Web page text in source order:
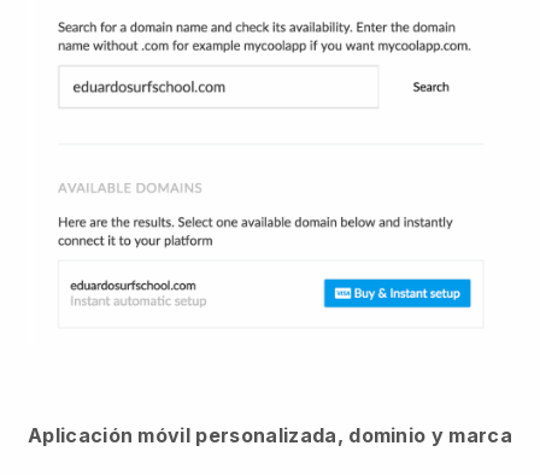
Aplicación móvil personalizada, dominio y marca